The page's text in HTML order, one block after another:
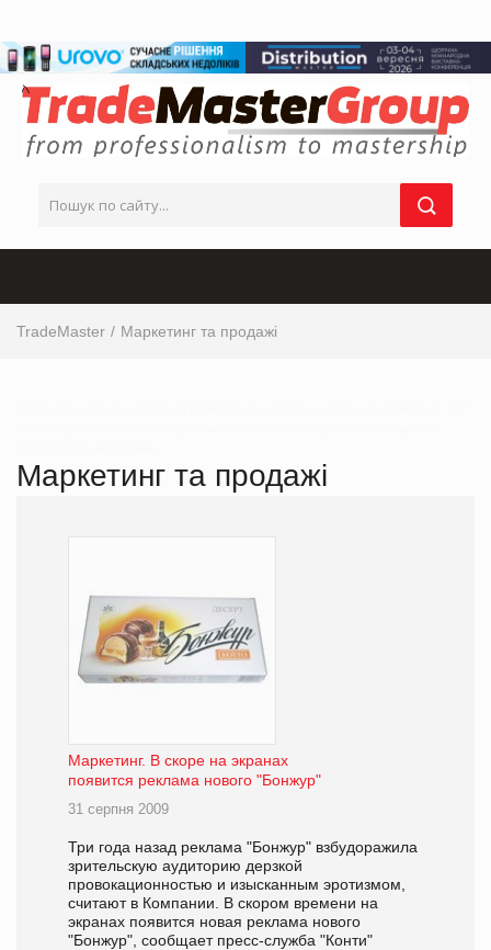
TradeMaster Маркетинг та продажі
Маркетинг та продажі
Маркетинг. В скоре на экранах
появится реклама нового "Бонжур"
31 серпня 2009
Три года назад реклама "Бонжур" взбудоражила
зрительскую аудиторию дерзкой
провокационностью и изысканным эротизмом,
считают в Компании. В скором времени на
экранах появится новая реклама нового
"Бонжур", сообщает пресс-служба "Конти"